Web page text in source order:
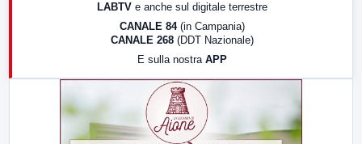
LABTV e anche sul digitale terrestre
CANALE 84 (in Campania)
CANALE 268 (DDT Nazionale)
E sulla nostra APP